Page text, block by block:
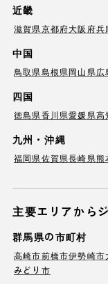
近畿
滋賀県京都府大阪府兵
中国
鳥取県島根県岡山県広
四国
徳島県香川県愛媛県高
九州・沖縄
福岡県佐賀県長崎県熊
主要エリアから
群馬県の市町村
高崎市前橋市伊勢崎市
みどり市